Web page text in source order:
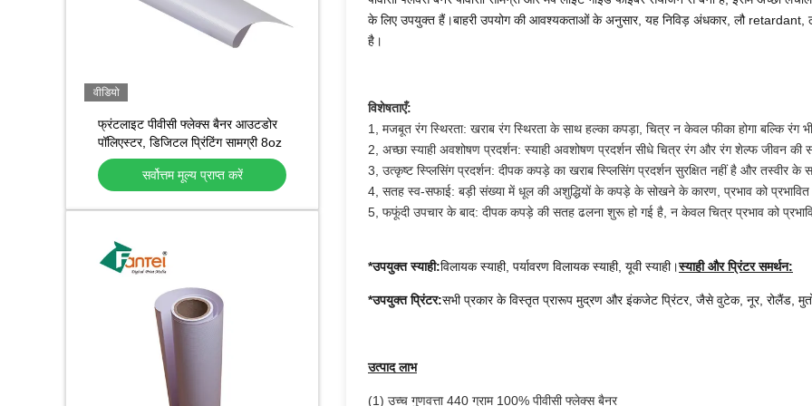
के लिए उपयुक्त हैं।बाहरी उपयोग की आवश्यकताओं के अनुसार, यह निविड़ अंधकार, लौ retardant,
है।
विशेषताएँ:
1, मजबूत रंग स्थिरता: खराब रंग स्थिरता के साथ हल्का कपड़ा, चित्र न केवल फीका होगा बल्कि रंग
2, अच्छा स्याही अवशोषण प्रदर्शन: स्याही अवशोषण प्रदर्शन सीधे चित्र रंग और रंग शेल्फ जीवन की
3, उत्कृष्ट स्प्लिसिंग प्रदर्शन: दीपक कपड़े का खराब स्प्लिसिंग प्रदर्शन सुरक्षित नहीं है और तस्वीर के
4, सतह स्व-सफाई: बड़ी संख्या में धूल की अशुद्धियों के कपड़े के सोखने के कारण, प्रभाव को
5, फफूंदी उपचार के बाद: दीपक कपड़े की सतह ढलना शुरू हो गई है, न केवल चित्र प्रभाव को
*उपयुक्त स्याही:विलायक स्याही, पर्यावरण विलायक स्याही, यूवी स्याही।स्याही और प्रिंटर समर्थन:
*उपयुक्त प्रिंटर:सभी प्रकार के विस्तृत प्रारूप मुद्रण और इंकजेट प्रिंटर, जैसे वुटेक, नूर, रोलैंड,
उत्पाद लाभ
(1) उच्च गुणवत्ता 440 ग्राम 100% पीवीसी फ्लेक्स बैनर
वीडियो
फ्रंटलाइट पीवीसी फ्लेक्स बैनर आउटडोर
पॉलिएस्टर, डिजिटल प्रिंटिंग सामग्री 8oz
सर्वोत्तम मूल्य प्राप्त करें